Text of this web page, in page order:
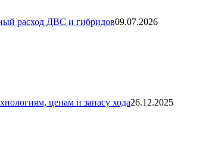
расход ДВС и гибридов09.07.2026
ценам и запасу хода26.12.2025